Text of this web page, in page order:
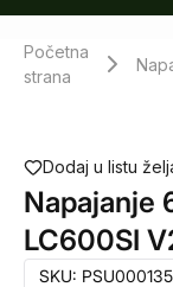
Početna
strana
Dodaj u listu
Napajanje
LC600SI
SKU: